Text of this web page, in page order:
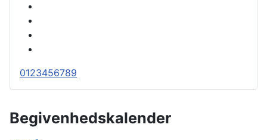
0123456789
Begivenhedskalender